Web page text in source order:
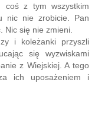
coś z tym wszystkim
nic nie zrobicie. Pan
Nic się nie zmieni.
i koleżanki przyszli
się wyzwiskami
z Wiejskiej. A tego
ich uposażeniem i